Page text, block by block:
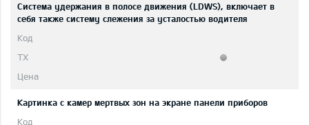
Система удержания в полосе движения (LDWS), включает в
себя также систему слежения за усталостью водителя
Картинка с камер мертвых зон на экране панели приборов